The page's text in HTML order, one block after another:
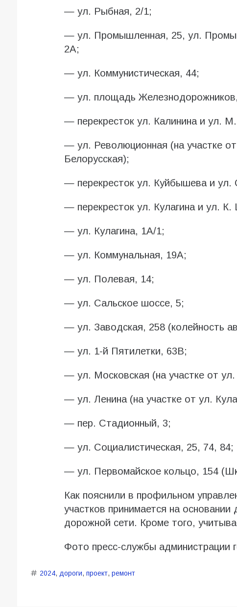
— ул. Рыбная, 2/1;
— ул. Промышленная, 25, ул.
2А;
— ул. Коммунистическая, 44;
— ул. площадь
— перекресток ул. Калинина и ул. М.
— ул. Революционная (на участке
Белорусская);
— перекресток ул. Куйбышева и ул.
— перекресток ул. Кулагина и ул. К.
— ул. Кулагина, 1А/1;
— ул. Коммунальная, 19А;
— ул. Полевая, 14;
— ул. Сальское шоссе, 5;
— ул. Заводская, 258 (колейность
— ул. 1-й Пятилетки, 63В;
— ул. Московская (на участке от
— ул. Ленина (на участке от ул.
— пер. Стадионный, 3;
— ул. Социалистическая, 25, 74, 84;
— ул. Первомайское кольцо, 154
Как пояснили в профильном
участков принимается на основании
дорожной сети. Кроме того,
Фото пресс-службы администрации
2024, дороги, проект, ремонт